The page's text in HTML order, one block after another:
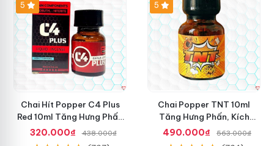
5
Chai Hít Popper C4 Plus
Red 10ml Tăng Hưng Phấn
Hiệu Quả
320.000₫ 438.000₫
5
Chai Popper TNT 10ml
Tăng Hưng Phấn, Kích
Thích Mạnh Mẽ
490.000₫ 563.000₫